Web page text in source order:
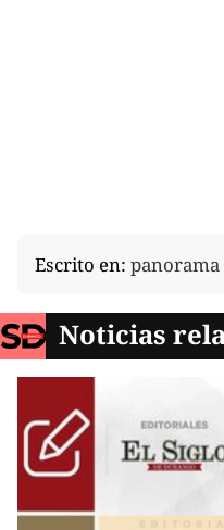
Escrito en: panorama
Noticias